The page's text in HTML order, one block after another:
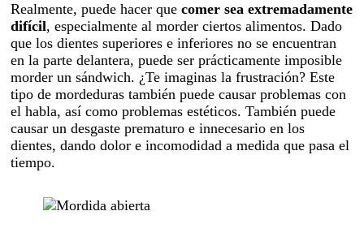
Realmente, puede hacer quecomer sea extremadamente
difícil, especialmente al morder ciertos alimentos. Dado
que los dientes superiores e inferiores no se encuentran
en la parte delantera, puede ser prácticamente imposible
morder un sándwich. ¿Te imaginas la frustración? Este
tipo de mordeduras también puede causar problemas con
el habla, así como problemas estéticos. También puede
causar un desgaste prematuro e innecesario en los
dientes, dando dolor e incomodidad a medida que pasa el
tiempo.